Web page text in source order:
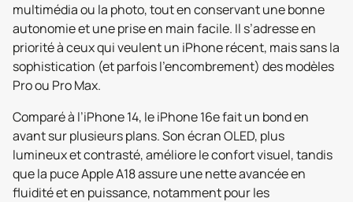
multimédia ou la photo, tout en conservant une bonne
autonomie et une prise en main facile. Il s’adresse en
priorité à ceux qui veulent un iPhone récent, mais sans la
sophistication (et parfois l’encombrement) des modèles
Pro ou Pro Max.
Comparé à l’iPhone 14, le iPhone 16e fait un bond en
avant sur plusieurs plans. Son écran OLED, plus
lumineux et contrasté, améliore le confort visuel, tandis
que la puce Apple A18 assure une nette avancée en
fluidité et en puissance, notamment pour les